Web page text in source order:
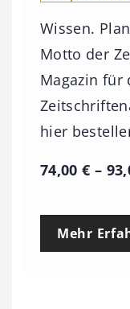
Wissen.
Motto der
Magazin für
hier
74,00€ –
Mehr